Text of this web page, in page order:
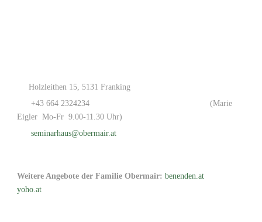
Holzleithen 15, 5131 Franking
+43 664 2324234
(Marie
Eigler Mo-Fr 9.00-11.30 Uhr)
seminarhaus@obermair.at
Weitere Angebote der Familie Obermair: benenden.at
yoho.at